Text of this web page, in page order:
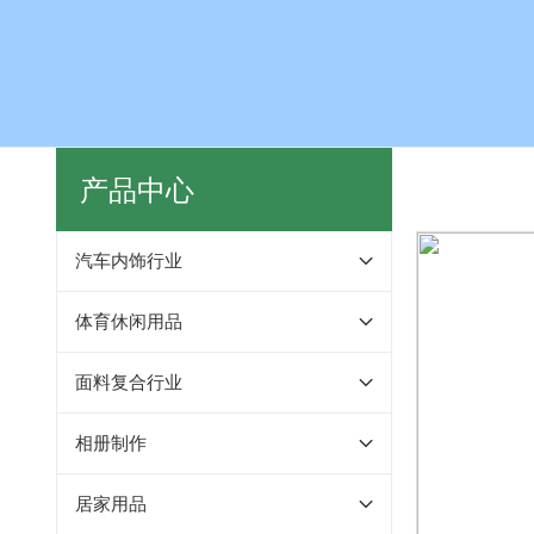
产品中心
汽车内饰行业
体育休闲用品
面料复合行业
相册制作
居家用品